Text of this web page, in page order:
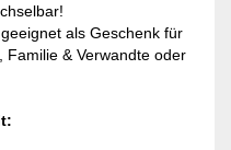
als Geschenk für
& Verwandte oder